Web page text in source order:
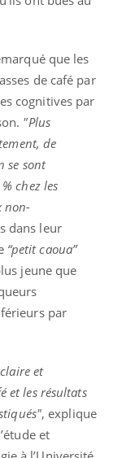
que les
de café par
cognitives par
"Plus
de
se sont
chez les
non-
dans leur
“petit caoua”
jeune que
par
et
et les résultats
, explique
et